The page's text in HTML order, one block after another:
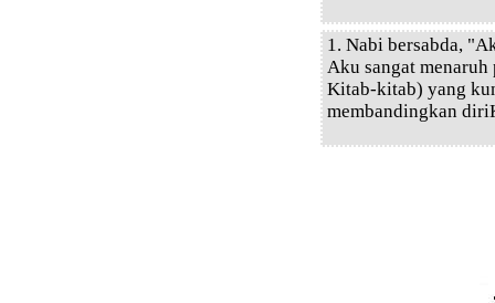
1. Nabi bersabda,
Aku sangat
Kitab-kitab) yang
membandingkan